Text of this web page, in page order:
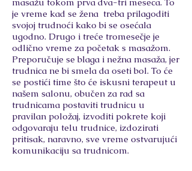
je vreme kad se žena treba prilagoditi
svojoj trudnoći kako bi se osećala
ugodno. Drugo i treće tromesečje je
odlično vreme za početak s masažom.
Preporučuje se blaga i nežna masaža, jer
trudnica ne bi smela da oseti bol. To će
se postići time što će iskusni terapeut u
našem salonu, obučen za rad sa
trudnicama postaviti trudnicu u
pravilan položaj, izvoditi pokrete koji
odgovaraju telu trudnice, izdozirati
pritisak, naravno, sve vreme ostvarujući
komunikaciju sa trudnicom.